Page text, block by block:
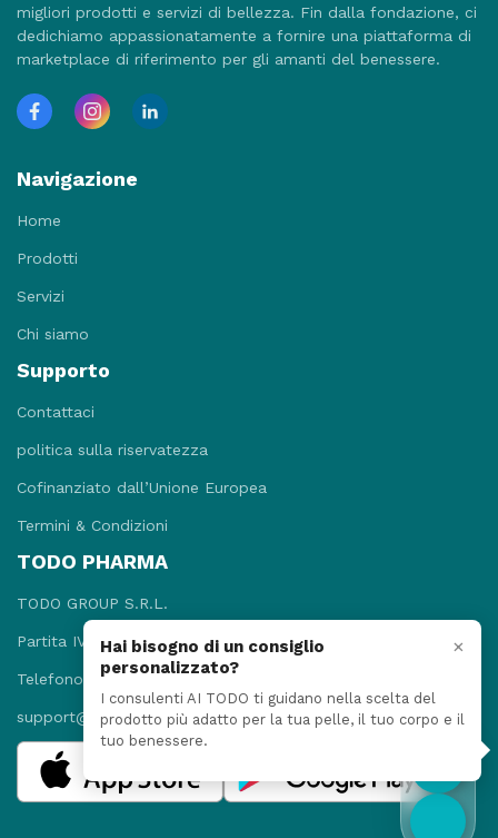
Hai bisogno di un consiglio
personalizzato?
×
I consulenti AI TODO ti guidano nella scelta del
prodotto più adatto per la tua pelle, il tuo corpo e il
tuo benessere.
migliori prodotti e servizi di bellezza. Fin dalla fondazione, ci
dedichiamo appassionatamente a fornire una piattaforma di
marketplace di riferimento per gli amanti del benessere.
Navigazione
Home
Prodotti
Servizi
Chi siamo
Supporto
Contattaci
politica sulla riservatezza
Cofinanziato dall’Unione Europea
Termini & Condizioni
TODO PHARMA
TODO GROUP S.R.L.
Partita IVA: 09781131215
Telefono: +3908118920052
support@todopharma.it